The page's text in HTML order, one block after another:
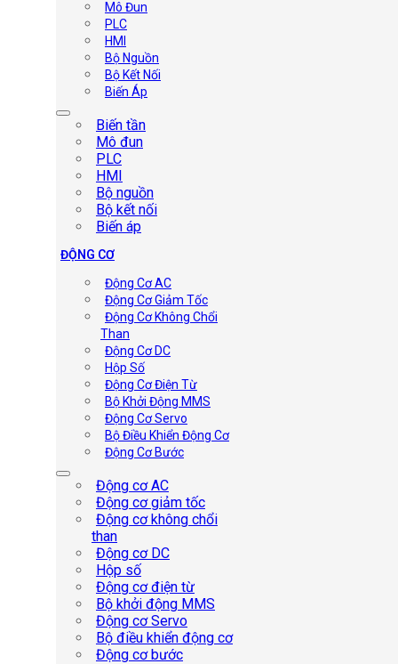
Mô Đun
PLC
HMI
Bộ Nguồn
Bộ Kết Nối
Biến Áp
Biến tần
Mô đun
PLC
HMI
Bộ nguồn
Bộ kết nối
Biến áp
ĐỘNG CƠ
Động Cơ AC
Động Cơ Giảm Tốc
Động Cơ Không Chổi
Than
Động Cơ DC
Hộp Số
Động Cơ Điện Từ
Bộ Khởi Động MMS
Động Cơ Servo
Bộ Điều Khiển Động Cơ
Động Cơ Bước
Động cơ AC
Động cơ giảm tốc
Động cơ không chổi
than
Động cơ DC
Hộp số
Động cơ điện từ
Bộ khởi động MMS
Động cơ Servo
Bộ điều khiển động cơ
Động cơ bước